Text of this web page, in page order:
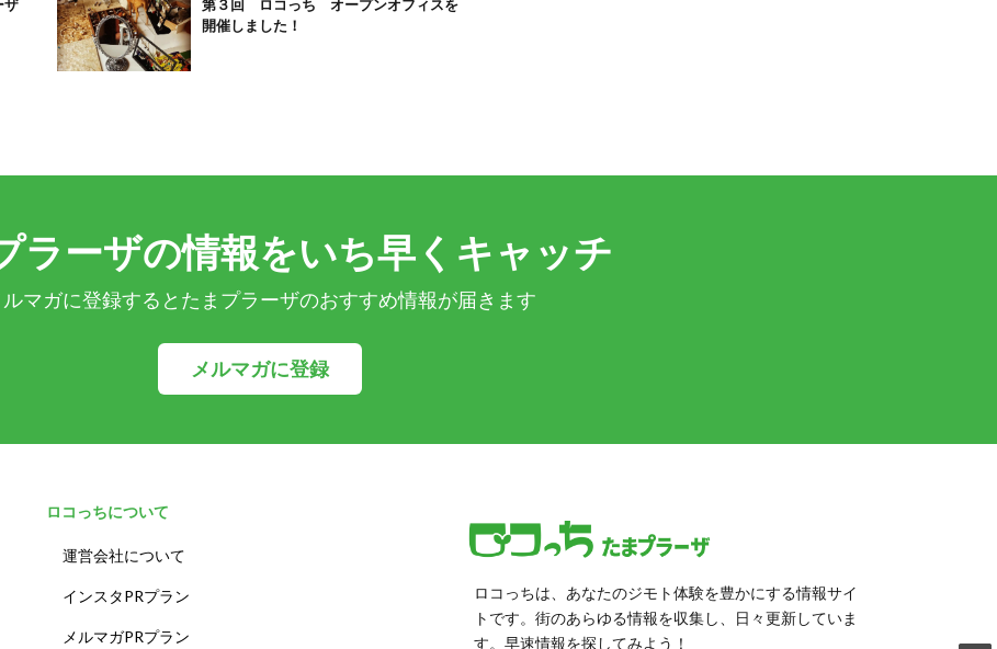
ザ
第３回 ロコっち オープンオフィスを
開催しました！
ラーザの情報をいち早くキャッチ
ルマガに登録するとたまプラーザのおすすめ情報が届きます
メルマガに登録
ロコっちについて
運営会社について
インスタPRプラン
メルマガPRプラン
ロコっちは、あなたのジモト体験を豊かにする情報サイ
トです。街のあらゆる情報を収集し、日々更新していま
す。早速情報を探してみよう！